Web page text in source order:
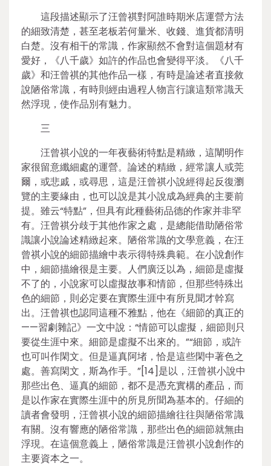
這段描述顯示了汪曾祺對阿誰時期米店運營方法
的細致清楚，甚至老板若何量米、收錢、進貨都清明
白楚。沒有相干的常識，作家顯然不會對這個題材有
愛好，《八千歲》如許的作品也會變得平淡。《八千
歲》和汪曾祺的其他作品一樣，有時是論述者直接敘
說陋俗常識，有時則經由過程人物言行讓這類常識天
然浮現，使作品別有魅力。
三
汪曾祺小說的一年夜藝術特點是精緻，這闡明作
家很留意纖細處的運營。論述的精緻，經常讓人或莞
爾，或悲戚，或尋思，這是汪曾祺小說經得起反復瀏
覽的主要緣由，也可以說是其小說成為經典的主要前
提。雖云“特點”，但具有此種藝術品德的作家并非罕
有。汪曾祺分歧于其他作家之處，是總能借助陋俗常
識讓小說論述精緻起來。陋俗常識的文學意義，在汪
曾祺小說的細節描繪中表示得特殊典範。在小說創作
中，細節描繪很是主要。人們廣泛以為，細節是虛擬
不了的，小說家可以虛擬故事和情節，但那些特殊出
色的細節，則必定要在實際生涯中有所見聞才幹寫
出。汪曾祺也認同這種不雅點，他在《細節的真正的
——習劇雜記》一文中說：“情節可以虛擬，細節則只
要從生涯中來。細節是虛擬不出來的。”“細節，或許
也可叫作閑文。但是逼真阿堵，恰是這些閑中著色之
處。善寫閑文，斯為作手。”[14]是以，汪曾祺小說中
那些出色、逼真的細節，都不是憑充實構的產品，而
是以作家在實際生涯中的所見所聞為基本的。仔細的
讀者會發明，汪曾祺小說的細節描繪往往與陋俗常識
有關。沒有響應的陋俗常識，那些出色的細節就無由
浮現。在這個意義上，陋俗常識是汪曾祺小說創作的
主要資本之一。